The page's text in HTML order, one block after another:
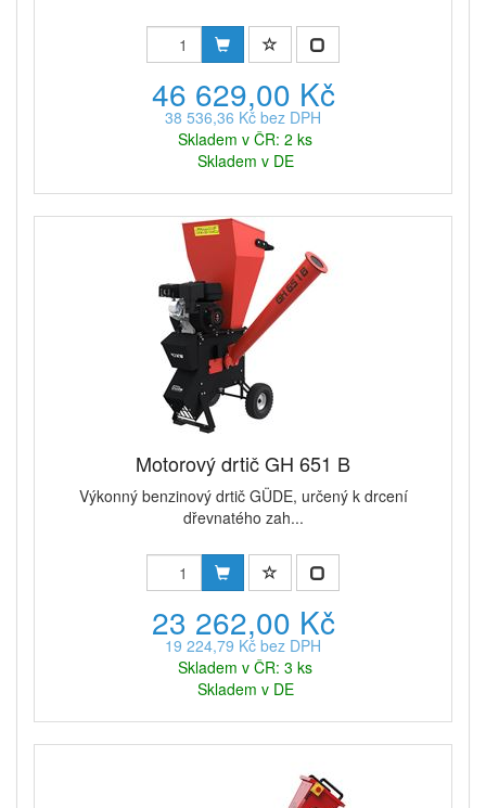
46 629,00 Kč
38 536,36 Kč bez DPH
Skladem v ČR: 2 ks
Skladem v DE
Motorový drtič GH 651 B
Výkonný benzinový drtič GÜDE, určený k drcení
dřevnatého zah...
23 262,00 Kč
19 224,79 Kč bez DPH
Skladem v ČR: 3 ks
Skladem v DE